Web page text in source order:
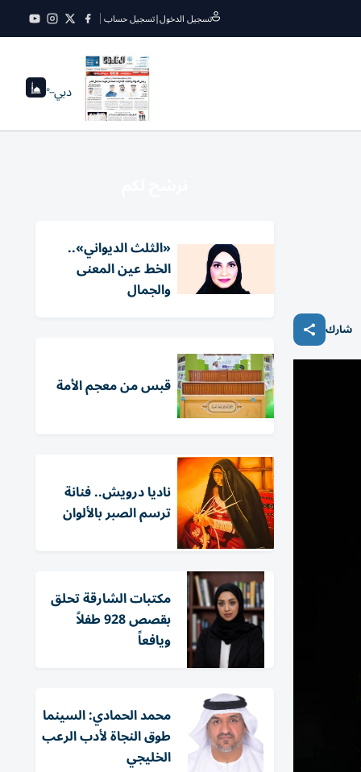
تسجيل الدخول|تسجيل حساب
دبي--°
شارك
«الثلث الديواني»..
الخط عين المعنى
والجمال
قبس من معجم الأمة
ناديا درويش.. فنانة
ترسم الصبر بالألوان
مكتبات الشارقة تحلق
بقصص 928 طفلاً
ويافعاً
محمد الحمادي: السينما
طوق النجاة لأدب الرعب
الخليجي